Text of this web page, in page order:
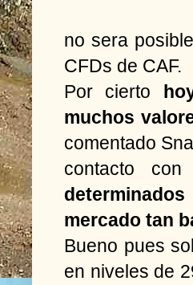
no sera
CFDs de CAF.
Por cierto
muchos
comentado
contacto
mercado tan
Bueno pues
en niveles de